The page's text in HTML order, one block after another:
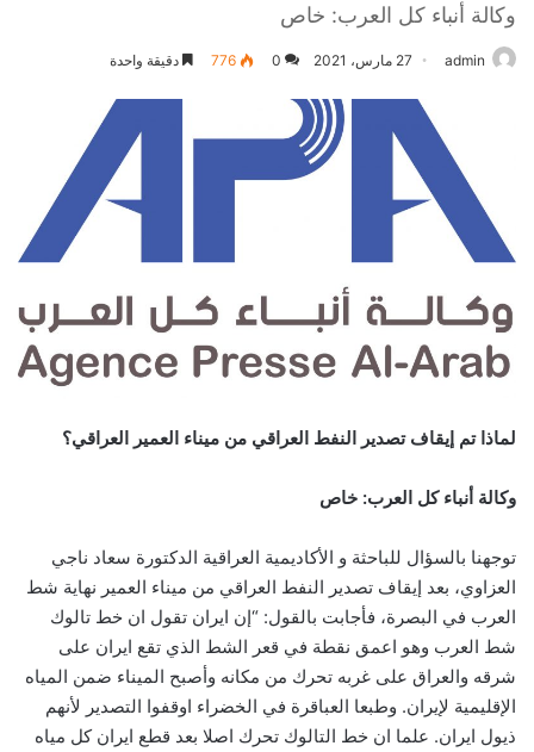
وكالة أنباء كل العرب: خاص
admin 27 مارس، 2021 0
776 دقيقة واحدة
لماذا تم إيقاف تصدير النفط العراقي من ميناء العمير العراقي؟
وكالة أنباء كل العرب: خاص
توجهنا بالسؤال للباحثة و الأكاديمية العراقية الدكتورة سعاد ناجي
العزاوي، بعد إيقاف تصدير النفط العراقي من ميناء العمير نهاية شط
العرب في البصرة، فأجابت بالقول: “إن ايران تقول ان خط تالوك
شط العرب وهو اعمق نقطة في قعر الشط الذي تقع ايران على
شرقه والعراق على غربه تحرك من مكانه وأصبح الميناء ضمن المياه
الإقليمية لإيران. وطبعا العباقرة في الخضراء اوقفوا التصدير لأنهم
ذيول ايران. علما ان خط التالوك تحرك اصلا بعد قطع ايران كل مياه